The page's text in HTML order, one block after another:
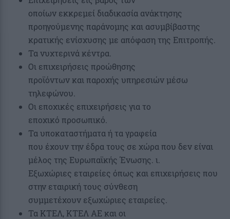
οποίων εκκρεμεί διαδικασία ανάκτησης
προηγούμενης παράνομης και ασυμβίβαστης
κρατικής ενίσχυσης με απόφαση της Επιτροπής.
Τα νυχτερινά κέντρα.
Οι επιχειρήσεις προώθησης
προϊόντων και παροχής υπηρεσιών μέσω
τηλεφώνου.
Οι εποχικές επιχειρήσεις για το
εποχικό προσωπικό.
Τα υποκαταστήματα ή τα γραφεία
που έχουν την έδρα τους σε χώρα που δεν είναι
μέλος της Ευρωπαϊκής Ένωσης. ι.
Εξωχώριες εταιρείες όπως και επιχειρήσεις που
στην εταιρική τους σύνθεση
συμμετέχουν εξωχώριες εταιρείες.
Τα ΚΤΕΛ, ΚΤΕΛ ΑΕ και οι